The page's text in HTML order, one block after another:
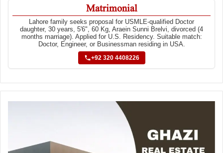
Matrimonial
Lahore family seeks proposal for USMLE-qualified Doctor
daughter, 30 years, 5'6", 60 Kg, Araein Sunni Brelvi, divorced (4
months marriage). Applied for U.S. Residency. Suitable match:
Doctor, Engineer, or Businessman residing in USA.
+92 320 4408226